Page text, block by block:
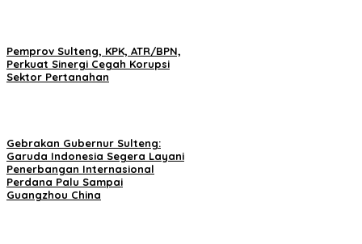
Pemprov Sulteng, KPK, ATR/BPN,
Perkuat Sinergi Cegah Korupsi
Sektor Pertanahan
Gebrakan Gubernur Sulteng:
Garuda Indonesia Segera Layani
Penerbangan Internasional
Perdana Palu Sampai
Guangzhou China